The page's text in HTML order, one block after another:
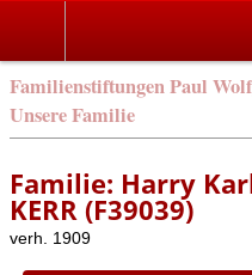
Familienstiftungen Paul
Unsere Familie
Familie: Harry
KERR (F39039)
verh. 1909